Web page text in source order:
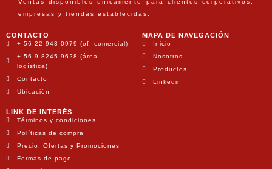
Ventas disponibles únicamente para clientes corporativos,
empresas y tiendas establecidas.
CONTACTO
+ 56 22 943 0979 (of. comercial)
+ 56 9 8245 9628 (área
logística)
Contacto
Ubicación
MAPA DE NAVEGACIÓN
Inicio
Nosotros
Productos
Linkedin
LINK DE INTERÉS
Términos y condiciones
Políticas de compra
Precio: Ofertas y Promociones
Formas de pago